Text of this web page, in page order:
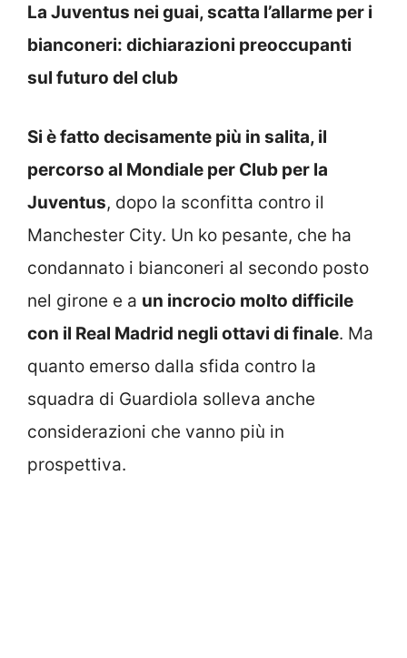
La Juventus nei guai, scatta l’allarme per i
bianconeri: dichiarazioni preoccupanti
sul futuro del club
Si è fatto decisamente più in salita, il
percorso al Mondiale per Club per la
Juventus, dopo la sconfitta contro il
Manchester City. Un ko pesante, che ha
condannato i bianconeri al secondo posto
nel girone e a un incrocio molto difficile
con il Real Madrid negli ottavi di finale. Ma
quanto emerso dalla sfida contro la
squadra di Guardiola solleva anche
considerazioni che vanno più in
prospettiva.